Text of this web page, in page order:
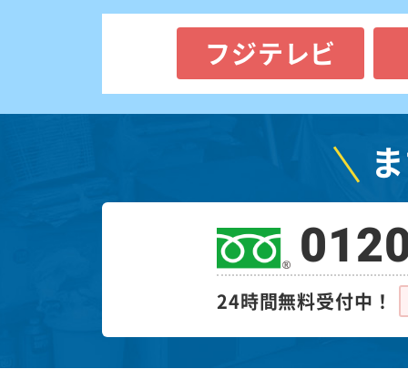
フジテレビ
24時間無料受付中！